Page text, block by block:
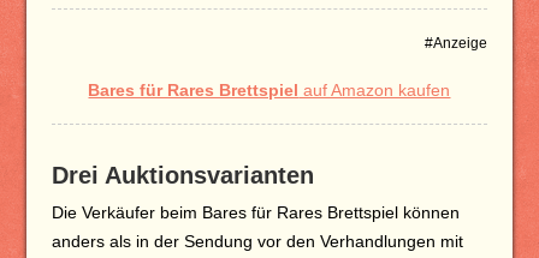
#Anzeige
Bares für Rares Brettspiel auf Amazon kaufen
Drei Auktionsvarianten
Die Verkäufer beim Bares für Rares Brettspiel können
anders als in der Sendung vor den Verhandlungen mit